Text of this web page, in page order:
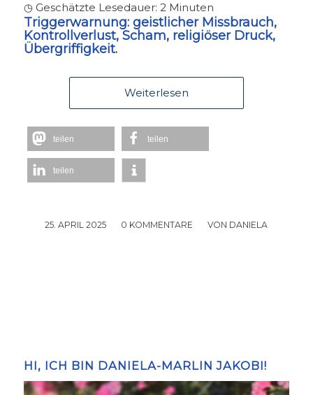
◷ Geschätzte Lesedauer: 2 Minuten
Triggerwarnung:geistlicher Missbrauch,
Kontrollverlust, Scham, religiöser Druck,
Übergriffigkeit.
Weiterlesen
teilen teilen
teilen
25. APRIL 2025
/ 0 KOMMENTARE
/ VON DANIELA
HI, ICH BIN DANIELA-MARLIN JAKOBI!